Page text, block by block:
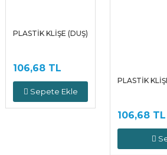
PLASTİK KLİŞE (DUŞ)
106,68 TL
Sepete Ekle
PLASTİK
106,68 TL